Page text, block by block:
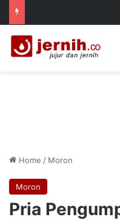
Home / Moron
Moron
Pria